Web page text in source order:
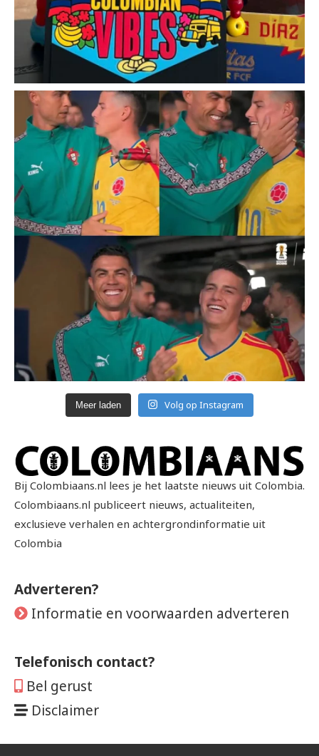
Meer laden Volg op Instagram
Bij Colombiaans.nl lees je het laatste nieuws uit Colombia.
Colombiaans.nl publiceert nieuws, actualiteiten,
exclusieve verhalen en achtergrondinformatie uit
Colombia
Adverteren?
Informatie en voorwaarden adverteren
Telefonisch contact?
Bel gerust
Disclaimer